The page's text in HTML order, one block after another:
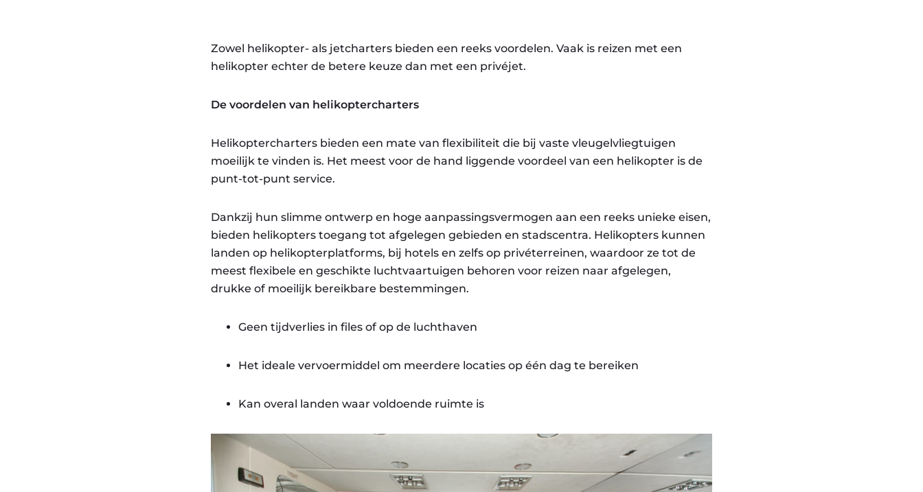
Zowel helikopter- als jetcharters bieden een reeks voordelen. Vaak is reizen met een
helikopter echter de betere keuze dan met een privéjet.
De voordelen van helikoptercharters
Helikoptercharters bieden een mate van flexibiliteit die bij vaste vleugelvliegtuigen
moeilijk te vinden is. Het meest voor de hand liggende voordeel van een helikopter is de
punt-tot-punt service.
Dankzij hun slimme ontwerp en hoge aanpassingsvermogen aan een reeks unieke eisen,
bieden helikopters toegang tot afgelegen gebieden en stadscentra. Helikopters kunnen
landen op helikopterplatforms, bij hotels en zelfs op privéterreinen, waardoor ze tot de
meest flexibele en geschikte luchtvaartuigen behoren voor reizen naar afgelegen,
drukke of moeilijk bereikbare bestemmingen.
Geen tijdverlies in files of op de luchthaven
Het ideale vervoermiddel om meerdere locaties op één dag te bereiken
Kan overal landen waar voldoende ruimte is